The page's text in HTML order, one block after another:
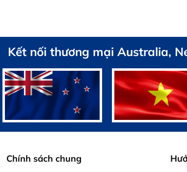
Kết nối thương mại Australia,
Chính sách chung